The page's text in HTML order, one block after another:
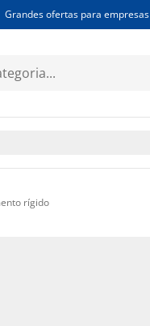
Grandes ofertas para empresas
rígido